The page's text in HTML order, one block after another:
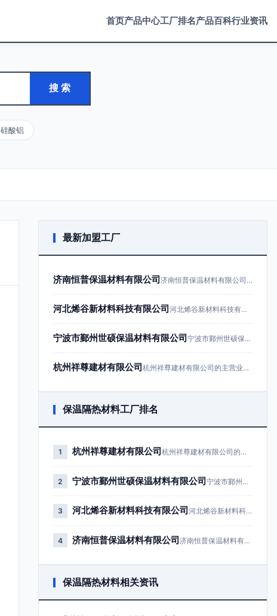
首页产品中心工厂排名产品百科行业资讯
搜 索
硅酸铝
最新加盟工厂
济南恒普保温材料有限公司 济南恒普保温材料有限公司成立于201…
河北烯谷新材料科技有限公司 河北烯谷新材料科技有限公司成立于20…
宁波市鄞州世硕保温材料有限公司 宁波市鄞州世硕保温材料有限公司成立于…
杭州祥尊建材有限公司 杭州祥尊建材有限公司的主营业务为建筑…
保温隔热材料工厂排名
1 杭州祥尊建材有限公司 杭州祥尊建材有限公司的主营业务为…
2 宁波市鄞州世硕保温材料有限公司 宁波市鄞州世硕保温材料有限公司成…
3 河北烯谷新材料科技有限公司 河北烯谷新材料科技有限公司成立于…
4 济南恒普保温材料有限公司 济南恒普保温材料有限公司成立于2…
保温隔热材料相关资讯